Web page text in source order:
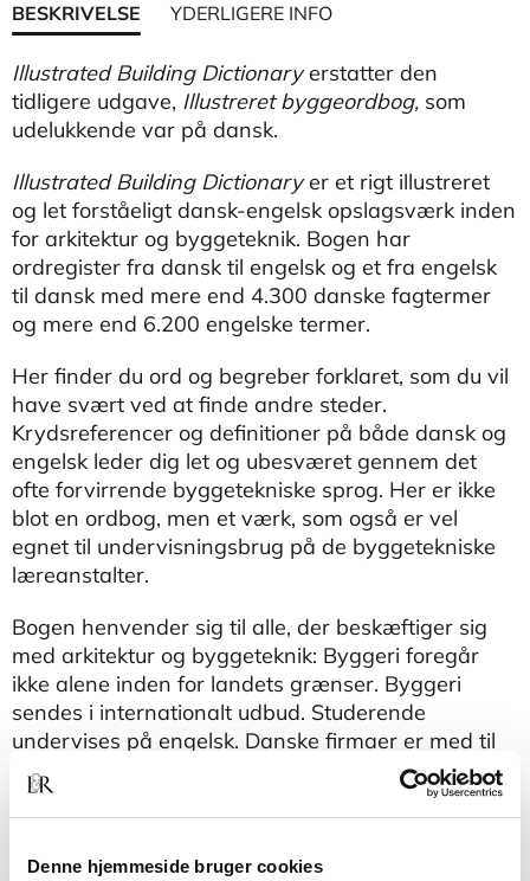
Denne hjemmeside bruger cookies
BESKRIVELSE YDERLIGERE INFO
Illustrated Building Dictionaryerstatter den
tidligere udgave, Illustreret byggeordbog, som
udelukkende var på dansk.
Illustrated Building Dictionaryer et rigt illustreret
og let forståeligt dansk-engelsk opslagsværk inden
for arkitektur og byggeteknik. Bogen har
ordregister fra dansk til engelsk og et fra engelsk
til dansk med mere end 4.300 danske fagtermer
og mere end 6.200 engelske termer.
Her finder du ord og begreber forklaret, som du vil
have svært ved at finde andre steder.
Krydsreferencer og definitioner på både dansk og
engelsk leder dig let og ubesværet gennem det
ofte forvirrende byggetekniske sprog. Her er ikke
blot en ordbog, men et værk, som også er vel
egnet til undervisningsbrug på de byggetekniske
læreanstalter.
Bogen henvender sig til alle, der beskæftiger sig
med arkitektur og byggeteknik: Byggeri foregår
ikke alene inden for landets grænser. Byggeri
sendes i internationalt udbud. Studerende
undervises på engelsk. Danske firmaer er med til
at bygge overalt i verden. Her er Illustrated
Building Dictionary et uundværligt værktøj for